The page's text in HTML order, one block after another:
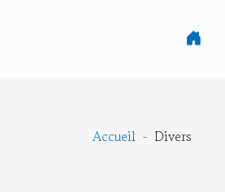
Accueil Divers